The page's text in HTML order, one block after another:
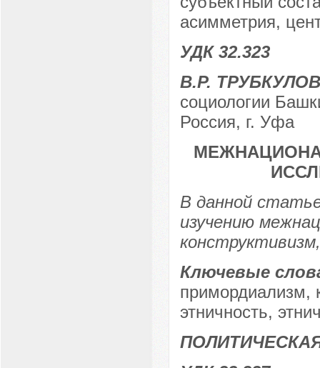
асимметрия,
УДК 32.323
В.Р. ТРУБКУЛОВ
социологии
Россия, г. Уфа
В данной
изучению
Ключевые
примордиализм,
этничность,